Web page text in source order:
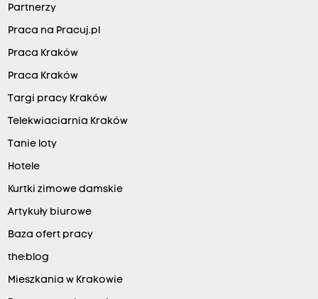
Partnerzy
Praca na Pracuj.pl
Praca Kraków
Praca Kraków
Targi pracy Kraków
Telekwiaciarnia Kraków
Tanie loty
Hotele
Kurtki zimowe damskie
Artykuły biurowe
Baza ofert pracy
the:blog
Mieszkania w Krakowie